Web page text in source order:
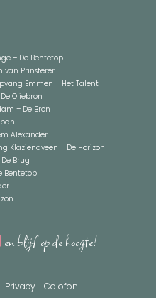
– De Bentetop
van Prinsterer
Emmen – Het Talent
Oliebron
– De Bron
Alexander
Klazienaveen – De Horizon
Brug
Bentetop
en blijf op de hoogte!
Privacy Colofon